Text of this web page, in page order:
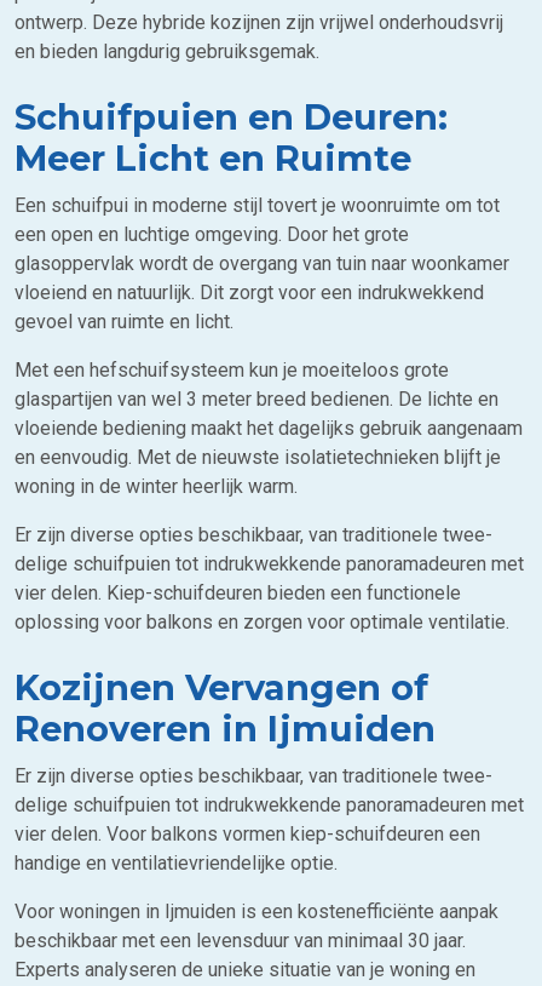
ontwerp. Deze hybride kozijnen zijn vrijwel onderhoudsvrij
en bieden langdurig gebruiksgemak.
Schuifpuien en Deuren:
Meer Licht en Ruimte
Een schuifpui in moderne stijl tovert je woonruimte om tot
een open en luchtige omgeving. Door het grote
glasoppervlak wordt de overgang van tuin naar woonkamer
vloeiend en natuurlijk. Dit zorgt voor een indrukwekkend
gevoel van ruimte en licht.
Met een hefschuifsysteem kun je moeiteloos grote
glaspartijen van wel 3 meter breed bedienen. De lichte en
vloeiende bediening maakt het dagelijks gebruik aangenaam
en eenvoudig. Met de nieuwste isolatietechnieken blijft je
woning in de winter heerlijk warm.
Er zijn diverse opties beschikbaar, van traditionele twee-
delige schuifpuien tot indrukwekkende panoramadeuren met
vier delen. Kiep-schuifdeuren bieden een functionele
oplossing voor balkons en zorgen voor optimale ventilatie.
Kozijnen Vervangen of
Renoveren in Ijmuiden
Er zijn diverse opties beschikbaar, van traditionele twee-
delige schuifpuien tot indrukwekkende panoramadeuren met
vier delen. Voor balkons vormen kiep-schuifdeuren een
handige en ventilatievriendelijke optie.
Voor woningen in Ijmuiden is een kostenefficiënte aanpak
beschikbaar met een levensduur van minimaal 30 jaar.
Experts analyseren de unieke situatie van je woning en